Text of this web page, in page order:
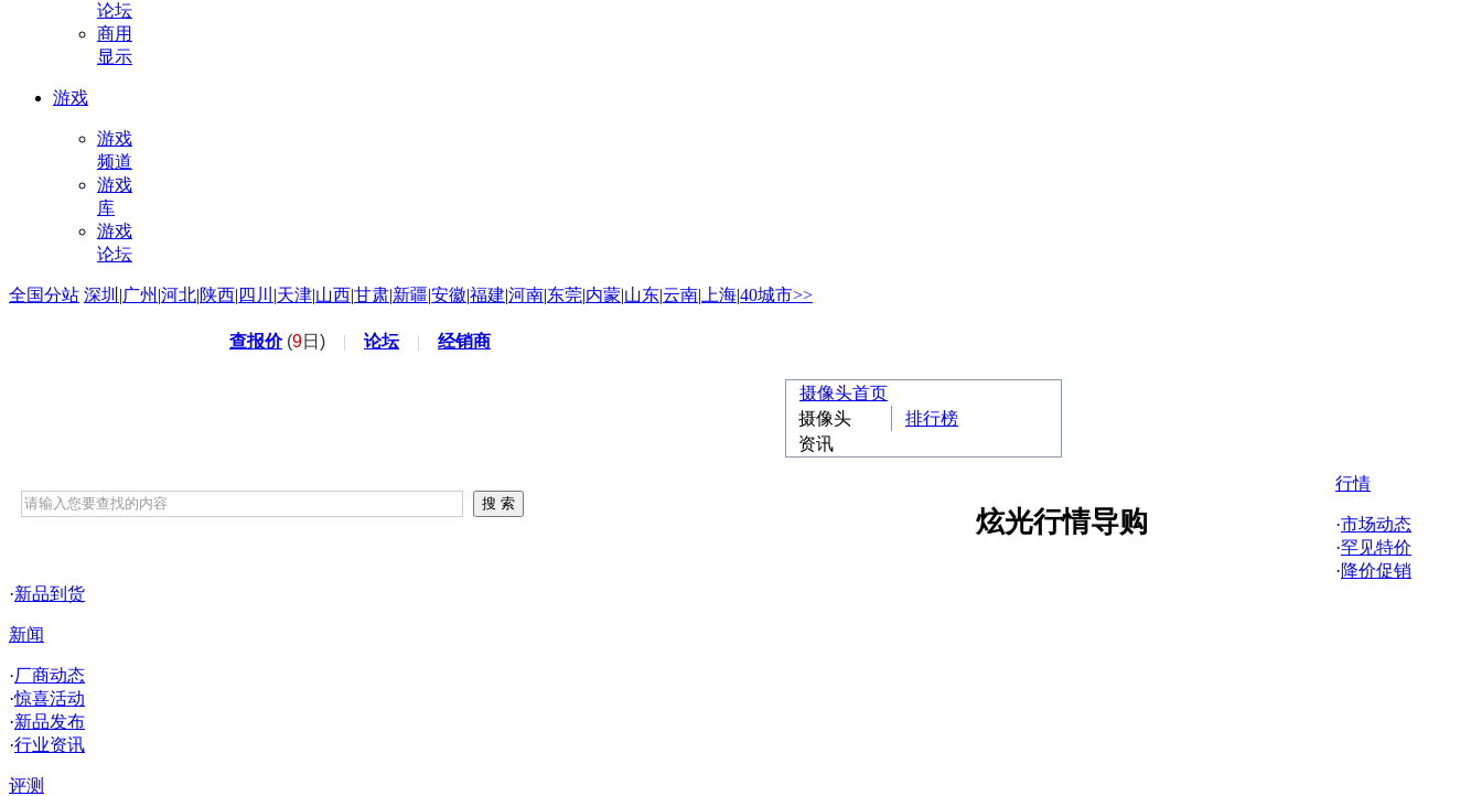
论坛
商用
显示
游戏
游戏
频道
游戏
库
游戏
论坛
全国分站 深圳 |广州 |河北|陕西| 四川 |天津|山西|甘肃|新疆|安徽|福建|河南|东莞|内蒙|山东|云南| 上海|40城市>>
查报价 (9日) | 论坛| 经销商
摄像头首页
摄像头
资讯
排行榜
炫光行情导购
行情
·市场动态
·罕见特价
·降价促销
·新品到货
新闻
·厂商动态
·惊喜活动
·新品发布
·行业资讯
评测